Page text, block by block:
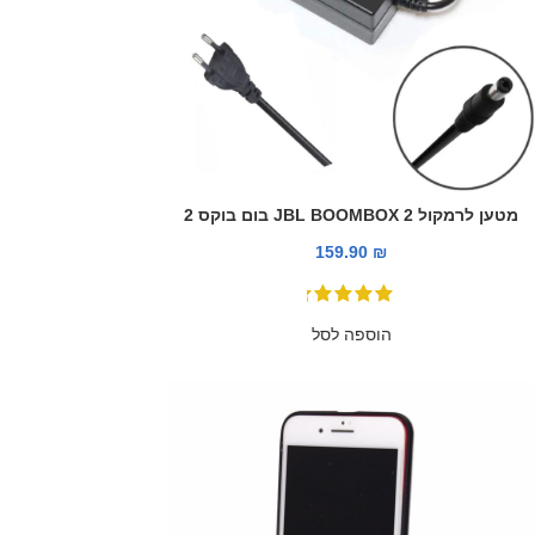
מטען לרמקול JBL BOOMBOX 2 בום בוקס 2
₪
הוספה לסל